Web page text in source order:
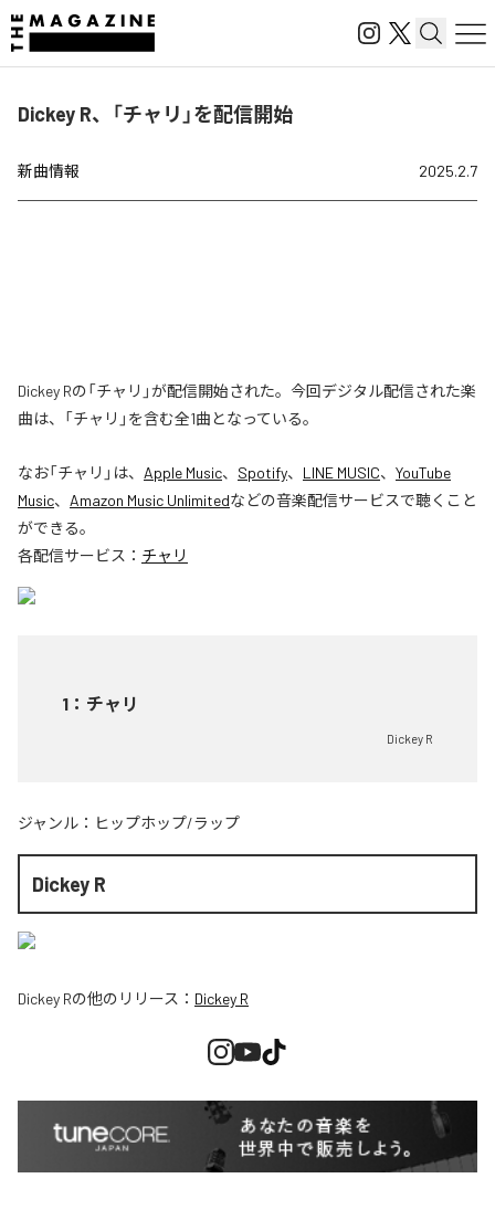
Dickey R、「チャリ」を配信開始
新曲情報 2025.2.7
Dickey Rの「チャリ」が配信開始された。今回デジタル配信された楽
曲は、「チャリ」を含む全1曲となっている。
なお「チャリ 」は、 Apple Music、 Spotify、 LINE MUSIC、 YouTube
Music、 Amazon Music Unlimitedなどの音楽配信サービスで聴くこと
ができる。
各配信サービス： チャリ
1 ： チャリ
Dickey R
ジャンル： ヒップホップ/ラップ
Dickey R
Dickey Rの他のリリース： Dickey R